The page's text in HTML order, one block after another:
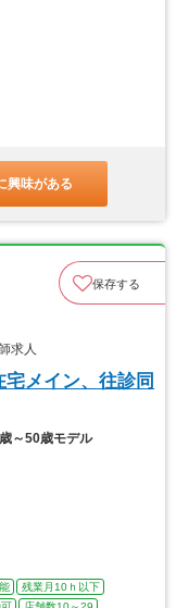
興味がある
保存する
求人
メイン、往診同
～50歳モデル
残業月10ｈ以下